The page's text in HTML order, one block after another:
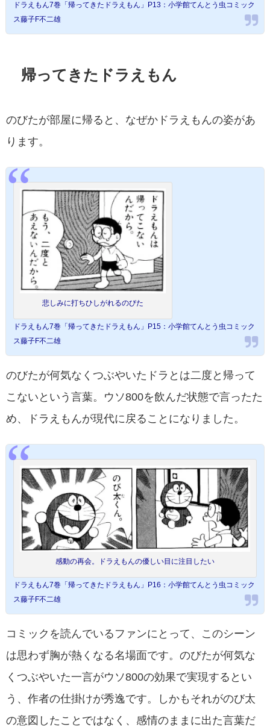
ドラえもん7巻「帰ってきたドラえもん」P13：小学館てんとう虫コミック
ス藤子F不二雄
帰ってきたドラえもん
のびたが部屋に帰ると、なぜかドラえもんの姿があ
ります。
悲しみに打ちひしがれるのびた
ドラえもん7巻「帰ってきたドラえもん」P15：小学館てんとう虫コミック
ス藤子F不二雄
のびたが何気なくつぶやいたドラとは二度と帰って
こないという言葉。ウソ800を飲んだ状態で言ったた
め、ドラえもんが現代に戻ることになりました。
感動の再会。ドラえもんの優しい目に注目したい
ドラえもん7巻「帰ってきたドラえもん」P16：小学館てんとう虫コミック
ス藤子F不二雄
コミックを読んでいるファンにとって、このシーン
は思わず胸が熱くなる名場面です。のびたが何気な
くつぶやいた一言がウソ800の効果で実現するとい
う、作者の仕掛けが秀逸です。しかもそれがのび太
の意図したことではなく、感情のままに出た言葉だ